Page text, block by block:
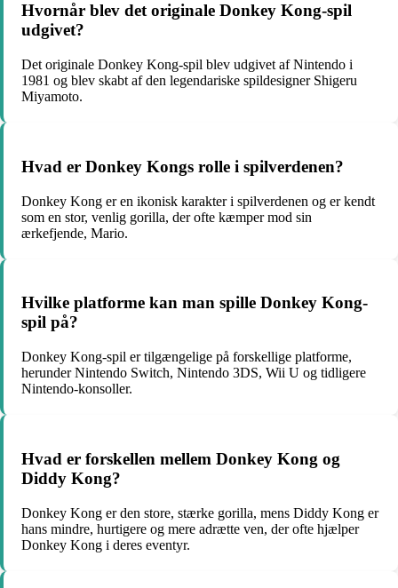
Hvornår blev det originale Donkey Kong-spil
udgivet?
Det originale Donkey Kong-spil blev udgivet af Nintendo i
1981 og blev skabt af den legendariske spildesigner Shigeru
Miyamoto.
Hvad er Donkey Kongs rolle i spilverdenen?
Donkey Kong er en ikonisk karakter i spilverdenen og er kendt
som en stor, venlig gorilla, der ofte kæmper mod sin
ærkefjende, Mario.
Hvilke platforme kan man spille Donkey Kong-
spil på?
Donkey Kong-spil er tilgængelige på forskellige platforme,
herunder Nintendo Switch, Nintendo 3DS, Wii U og tidligere
Nintendo-konsoller.
Hvad er forskellen mellem Donkey Kong og
Diddy Kong?
Donkey Kong er den store, stærke gorilla, mens Diddy Kong er
hans mindre, hurtigere og mere adrætte ven, der ofte hjælper
Donkey Kong i deres eventyr.